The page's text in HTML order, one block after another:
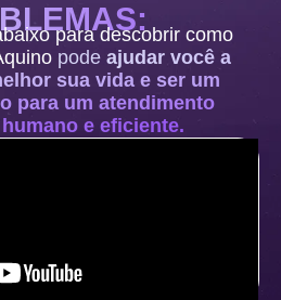
para descobrir como
pode ajudar você a
sua vida e ser um
para um atendimento
e eficiente.